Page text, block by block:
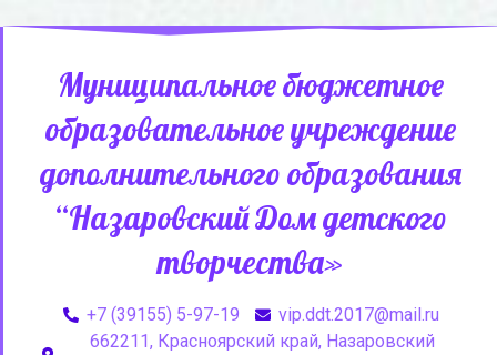
Муниципальное бюджетное
образовательное учреждение
дополнительного образования
“Назаровский Дом детского
творчества»
+7 (39155) 5-97-19
vip.ddt.2017@mail.ru
662211, Красноярский край, Назаровский